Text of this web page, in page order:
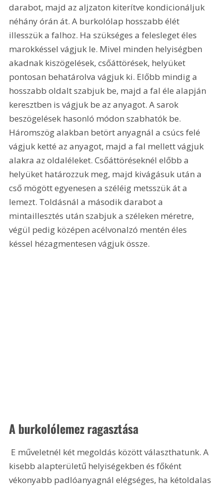
darabot, majd az aljzaton kiterítve kondicionáljuk
néhány órán át. A burkolólap hosszabb élét
illesszük a falhoz. Ha szükséges a felesleget éles
marokkéssel vágjuk le. Mivel minden helyiségben
akadnak kiszögelések, csőáttörések, helyüket
pontosan behatárolva vágjuk ki. Előbb mindig a
hosszabb oldalt szabjuk be, majd a fal éle alapján
keresztben is vágjuk be az anyagot. A sarok
beszögelések hasonló módon szabhatók be.
Háromszög alakban betört anyagnál a csúcs felé
vágjuk ketté az anyagot, majd a fal mellett vágjuk
alakra az oldaléleket. Csőáttöréseknél előbb a
helyüket határozzuk meg, majd kivágásuk után a
cső mögött egyenesen a széléig metsszük át a
lemezt. Toldásnál a második darabot a
mintaillesztés után szabjuk a széleken méretre,
végül pedig középen acélvonalzó mentén éles
késsel hézagmentesen vágjuk össze.
A burkolólemez ragasztása
kisebb alapterületű helyiségekben és főként
vékonyabb padlóanyagnál elégséges, ha kétoldalas